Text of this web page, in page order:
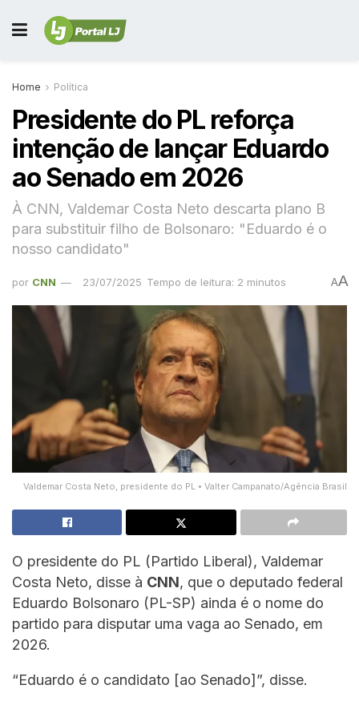
Home Política
Presidente do PL reforça
intenção de lançar Eduardo
ao Senado em 2026
À CNN, Valdemar Costa Neto descarta plano B
para substituir filho de Bolsonaro: "Eduardo é o
nosso candidato"
por CNN 23/07/2025 Tempo de leitura: 2 minutos AA
Valdemar Costa Neto, presidente do PL • Valter Campanato/Agência Brasil
O presidente do PL (Partido Liberal), Valdemar
Costa Neto, disse à CNN, que o deputado federal
Eduardo Bolsonaro (PL-SP) ainda é o nome do
partido para disputar uma vaga ao Senado, em
2026.
“Eduardo é o candidato [ao Senado]”, disse.